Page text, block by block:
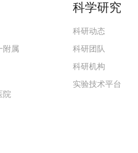
附属
院
科学研究
科研动态
科研团队
科研机构
实验技术平台